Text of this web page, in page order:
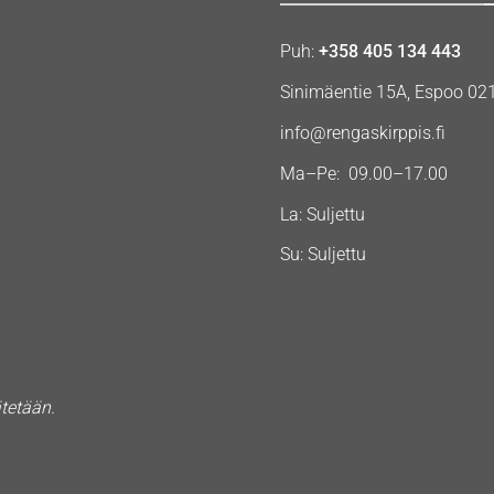
Puh: +358 405 134 443
Sinimäentie 15A, Espoo
info@rengaskirppis.fi
Ma–Pe: 09.00–17.00
La: Suljettu
Su: Suljettu